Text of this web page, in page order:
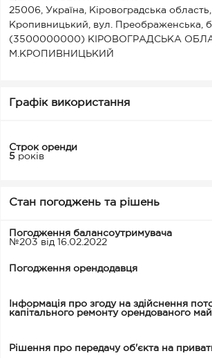
25006, Україна, Кіровоградська область,
Кропивницький, вул. Преображенська,
(3500000000) КІРОВОГРАДСЬКА
М.КРОПИВНИЦЬКИЙ
Графік використання
Строк оренди
5 років
Стан погоджень та рішень
Погодження балансоутримувача
№203 від 16.02.2022
Погодження орендодавця
Інформація про згоду на здійснення
капітального ремонту орендованого
Рішення про передачу об'єкта на